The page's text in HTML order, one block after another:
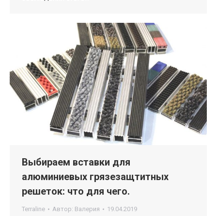
Выбираем вставки для
алюминиевых грязезащтитных
решеток: что для чего.
Terraline Автор: Валерия 19.04.2019